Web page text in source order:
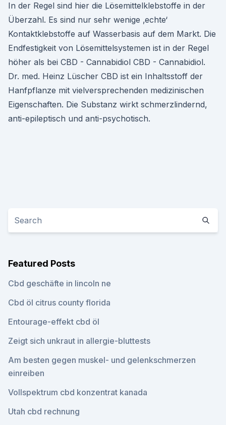
In der Regel sind hier die Lösemittelklebstoffe in der
Überzahl. Es sind nur sehr wenige ‚echte‘
Kontaktklebstoffe auf Wasserbasis auf dem Markt. Die
Endfestigkeit von Lösemittelsystemen ist in der Regel
höher als bei CBD - Cannabidiol CBD - Cannabidiol.
Dr. med. Heinz Lüscher CBD ist ein Inhaltsstoff der
Hanfpflanze mit vielversprechenden medizinischen
Eigenschaften. Die Substanz wirkt schmerzlindernd,
anti-epileptisch und anti-psychotisch.
Featured Posts
Cbd geschäfte in lincoln ne
Cbd öl citrus county florida
Entourage-effekt cbd öl
Zeigt sich unkraut in allergie-bluttests
Am besten gegen muskel- und gelenkschmerzen
einreiben
Vollspektrum cbd konzentrat kanada
Utah cbd rechnung